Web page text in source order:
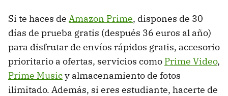
Si te haces de Amazon Prime, dispones de 30
días de prueba gratis (después 36 euros al año)
para disfrutar de envíos rápidos gratis, accesorio
prioritario a ofertas, servicios como Prime Video,
Prime Musicy almacenamiento de fotos
ilimitado. Además, si eres estudiante, hacerte de